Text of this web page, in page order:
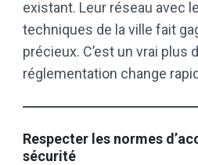
existant. Leur réseau avec
techniques de la ville fait
précieux. C’est un vrai plus
réglementation change
Respecter les normes
sécurité